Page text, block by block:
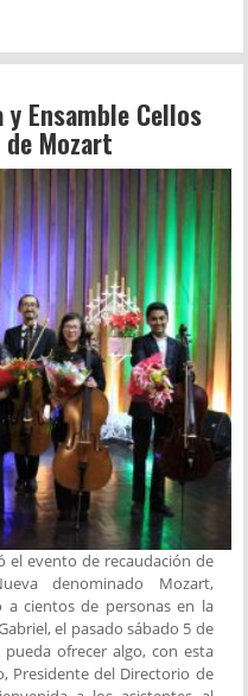
Ensamble Cellos
Mozart
el evento de recaudación de
denominado Mozart,
a cientos de personas en la
el pasado sábado 5 de
ofrecer algo, con esta
Presidente del Directorio de